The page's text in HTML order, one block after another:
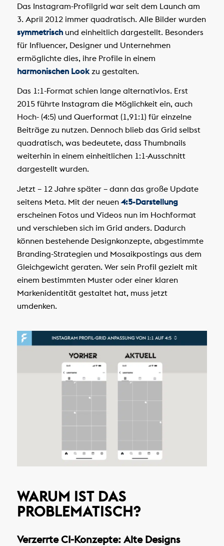
Das Instagram-Profilgrid war seit dem Launch am
3. April 2012 immer quadratisch. Alle Bilder wurden
symmetrischund einheitlich dargestellt. Besonders
für Influencer, Designer und Unternehmen
ermöglichte dies, ihre Profile in einem
harmonischen Lookzu gestalten.
Das 1:1-Format schien lange alternativlos. Erst
2015 führte Instagram die Möglichkeit ein, auch
Hoch- (4:5) und Querformat (1,91:1) für einzelne
Beiträge zu nutzen. Dennoch blieb das Grid selbst
quadratisch, was bedeutete, dass Thumbnails
weiterhin in einem einheitlichen 1:1-Ausschnitt
dargestellt wurden.
Jetzt – 12 Jahre später – dann das große Update
seitens Meta. Mit der neuen4:5-Darstellung
erscheinen Fotos und Videos nun im Hochformat
und verschieben sich im Grid anders. Dadurch
können bestehende Designkonzepte, abgestimmte
Branding-Strategien und Mosaikpostings aus dem
Gleichgewicht geraten. Wer sein Profil gezielt mit
einem bestimmten Muster oder einer klaren
Markenidentität gestaltet hat, muss jetzt
umdenken.
WARUM IST DAS
PROBLEMATISCH?
Verzerrte CI-Konzepte: Alte Designs